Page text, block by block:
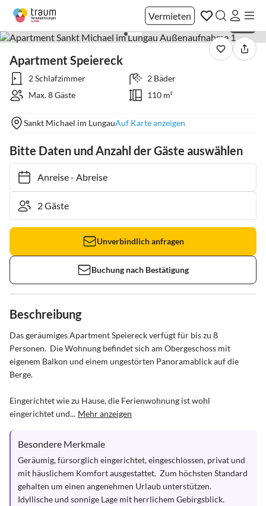
Vermieten
Apartment Speiereck
2 Schlafzimmer
2 Bäder
Max. 8 Gäste
110 m²
Sankt Michael im LungauAuf Karte anzeigen
Bitte Daten und Anzahl der Gäste auswählen
Anreise- Abreise
Unverbindlich anfragen
Buchung nach Bestätigung
Beschreibung
Das geräumiges Apartment Speiereck verfügt für bis zu 8
Personen.  Die Wohnung befindet sich am Obergeschoss mit
eigenem Balkon und einem ungestörten Panoramablick auf die
Berge.
Eingerichtet wie zu Hause, die Ferienwohnung ist wohl
eingerichtet und... Mehr anzeigen
Besondere Merkmale
Geräumig, fürsorglich eingerichtet, eingeschlossen, privat und
mit häuslichem Komfort ausgestattet.  Zum höchsten Standard
gehalten um einen angenehmen Urlaub unterstützen.
Idyllische und sonnige Lage mit herrlichem Gebirgsblick.